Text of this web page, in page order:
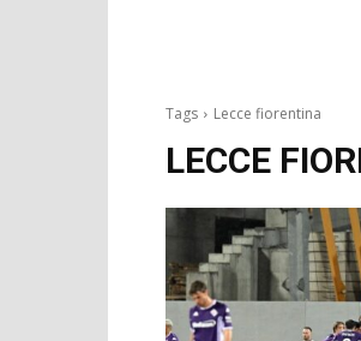
Tags Lecce fiorentina
LECCE